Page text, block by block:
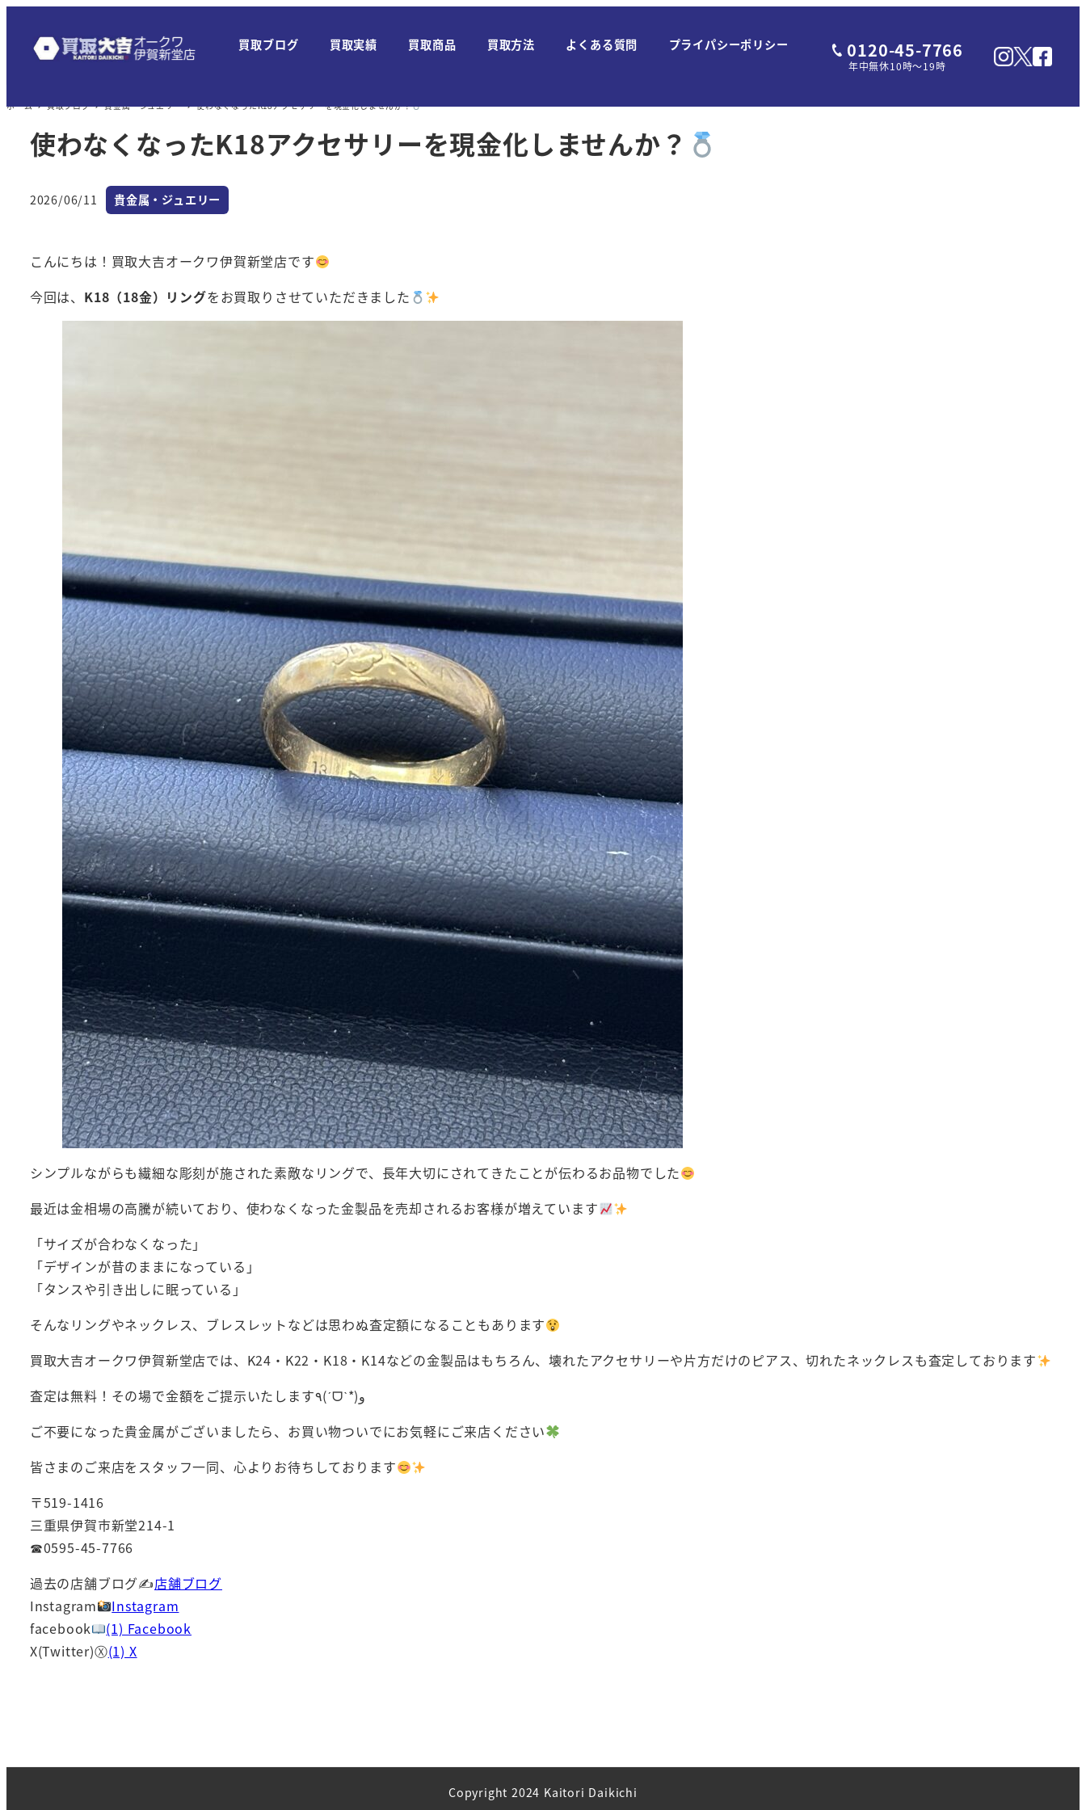
ン
買取ブログ 買取実績 買取商品 買取方法 よくある質問 プライパシーポリシー 0120-45-7766
年中無休10時～19時
ホーム 買取ブログ 貴金属・ジュエリー 使わなくなったK18アクセサリーを現金化しませんか？
使わなくなったK18アクセサリーを現金化しませんか？
投稿日
2026/06/11 カテゴリー
貴金属・ジュエリー
こんにちは！買取大吉オークワ伊賀新堂店です
今回は、 K18（18金）リングをお買取りさせていただきました
シンプルながらも繊細な彫刻が施された素敵なリングで、長年大切にされてきたことが伝わるお品物でした
最近は金相場の高騰が続いており、使わなくなった金製品を売却されるお客様が増えています
「サイズが合わなくなった」
「デザインが昔のままになっている」
「タンスや引き出しに眠っている」
そんなリングやネックレス、ブレスレットなどは思わぬ査定額になることもあります
買取大吉オークワ伊賀新堂店では、K24・K22・K18・K14などの金製品はもちろん、壊れたアクセサリーや片方だけのピアス、切れたネックレスも査定しております
査定は無料！その場で金額をご提示いたします٩(ˊᗜˋ*)و
ご不要になった貴金属がございましたら、お買い物ついでにお気軽にご来店ください
皆さまのご来店をスタッフ一同、心よりお待ちしております
〒519-1416
三重県伊賀市新堂214-1
☎0595-45-7766
過去の店舗ブログ✍店舗ブログ
Instagram
Instagram
facebook
(1) Facebook
X(Twitter)Ⓧ(1) X
Copyright 2024 Kaitori Daikichi